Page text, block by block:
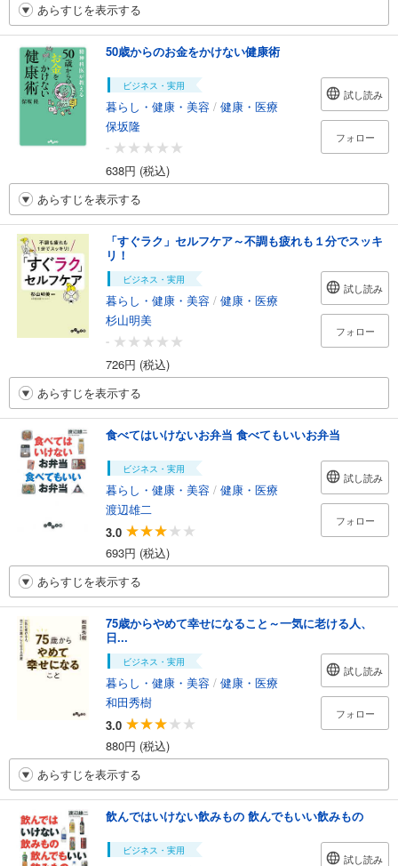
あらすじを表示する
50歳からのお金をかけない健康術
ビジネス・実用
暮らし・健康・美容 / 健康・医療
保坂隆
-
638円 (税込)
試し読み
フォロー
あらすじを表示する
「すぐラク」セルフケア～不調も疲れも１分でスッキ
リ！
ビジネス・実用
暮らし・健康・美容 / 健康・医療
杉山明美
-
726円 (税込)
試し読み
フォロー
あらすじを表示する
食べてはいけないお弁当 食べてもいいお弁当
ビジネス・実用
暮らし・健康・美容 / 健康・医療
渡辺雄二
3.0
693円 (税込)
試し読み
フォロー
あらすじを表示する
75歳からやめて幸せになること～一気に老ける人、
日...
ビジネス・実用
暮らし・健康・美容 / 健康・医療
和田秀樹
3.0
880円 (税込)
試し読み
フォロー
あらすじを表示する
飲んではいけない飲みもの 飲んでもいい飲みもの
ビジネス・実用
試し読み